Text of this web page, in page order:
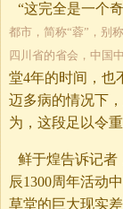
“这完全是一个
都市，简称“蓉”，别
四川省的省会，中国
堂4年的时间，也
迈多病的情况下
为，这段足以令
鲜于煌告诉记者
辰1300周年活动
草堂的巨大现实